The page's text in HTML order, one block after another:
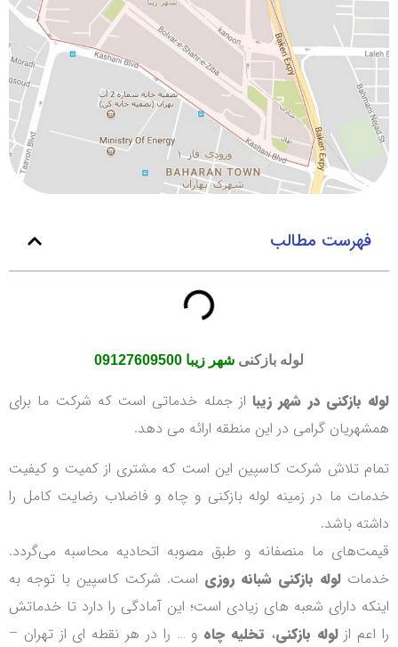
فهرست مطالب
لوله بازکنی شهر زیبا 09127609500
لوله بازکنی در شهر زیبا از جمله خدماتی است که شرکت ما برای
همشهریان گرامی در این منطقه ارائه می دهد.
تمام تلاش شرکت کاسپین این است که مشتری از کمیت و کیفیت
خدمات ما در زمینه لوله بازکنی و چاه و فاضلاب رضایت کامل را
داشته باشد.
قیمت‌های ما منصفانه و طبق مصوبه اتحادیه محاسبه می‌گردد.
خدمات لوله بازکنی شبانه روزی است. شرکت کاسپین با توجه به
اینکه دارای شعبه های زیادی است؛ این آمادگی را دارد تا خدماتش
را اعم ازلوله بازکنی، تخلیه چاه و … را در هر نقطه ای از تهران –